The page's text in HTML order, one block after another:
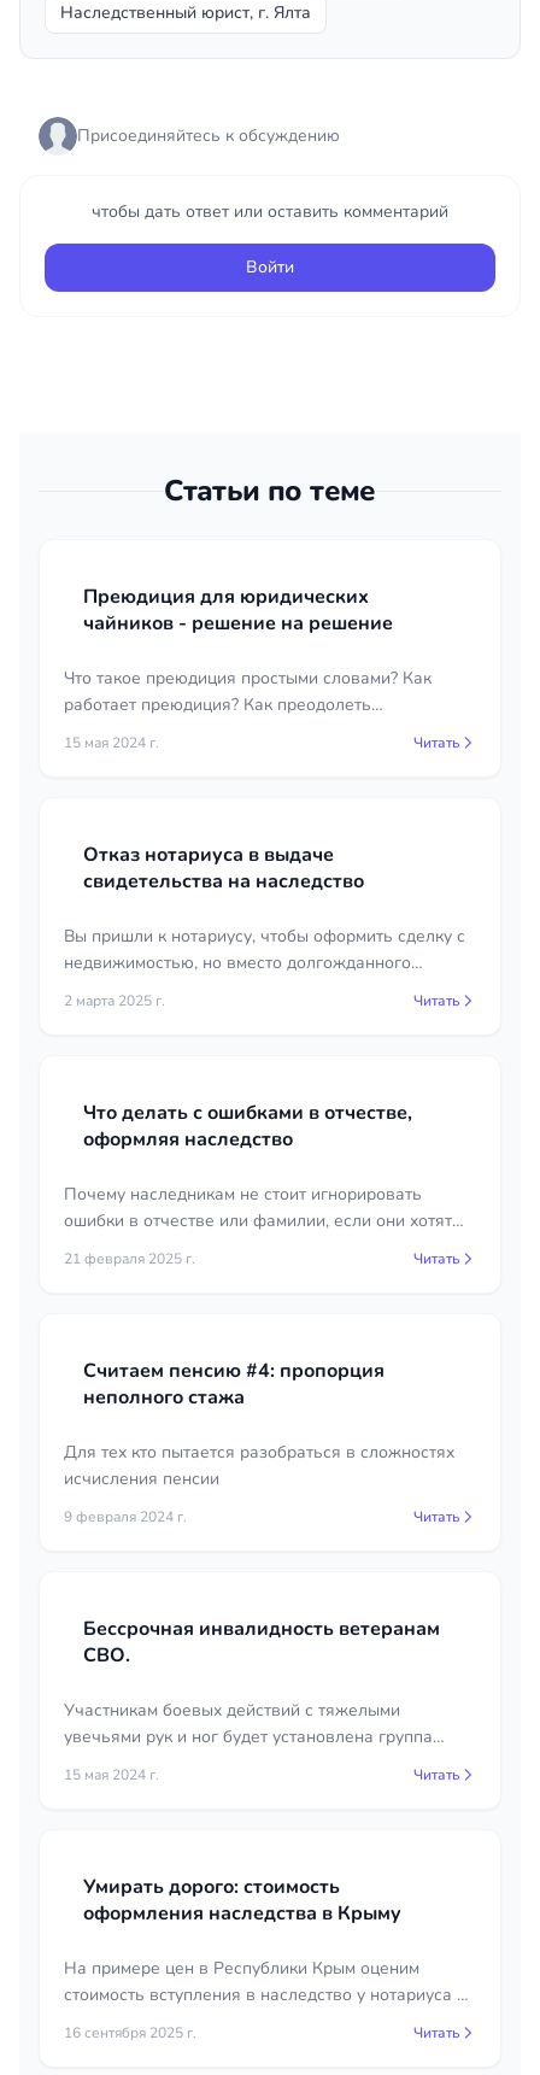
Наследственный юрист, г. Ялта
Присоединяйтесь к обсуждению
чтобы дать ответ или оставить комментарий
Войти
Статьи по теме
Преюдиция для юридических
чайников - решение на решение
Что такое преюдиция простыми словами? Как
работает преюдиция? Как преодолеть
преюдицию? Для новичка это довольно тяжело,
15 мая 2024 г. Читать
Отказ нотариуса в выдаче
свидетельства на наследство
Вы пришли к нотариусу, чтобы оформить сделку с
недвижимостью, но вместо долгожданного
свидетельства получили отказ. Причина — право
2 марта 2025 г. Читать
Что делать с ошибками в отчестве,
оформляя наследство
Почему наследникам не стоит игнорировать
ошибки в отчестве или фамилии, если они хотят
вступить в наследство.
21 февраля 2025 г. Читать
Считаем пенсию #4: пропорция
неполного стажа
Для тех кто пытается разобраться в сложностях
исчисления пенсии
9 февраля 2024 г. Читать
Бессрочная инвалидность ветеранам
СВО.
Участникам боевых действий с тяжелыми
увечьями рук и ног будет установлена группа
инвалидности без указания срока
15 мая 2024 г. Читать
Умирать дорого: стоимость
оформления наследства в Крыму
На примере цен в Республики Крым оценим
стоимость вступления в наследство у нотариуса и
в судебном порядке.
16 сентября 2025 г. Читать